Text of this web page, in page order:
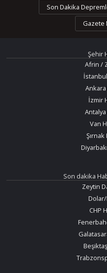
Son Dakika
Gazete
Şehir
Afrin /
İzmir
Van
Son dakika
Zeytin
CHP